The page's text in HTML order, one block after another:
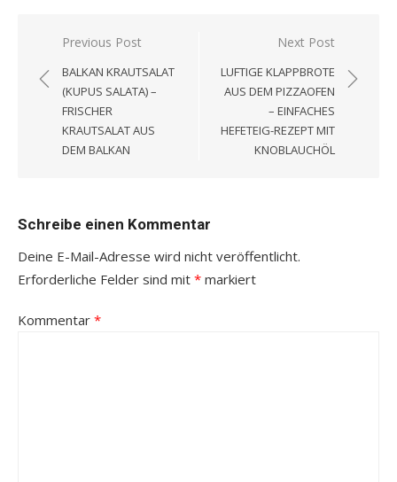
Beitragsnavigation
Previous Post
BALKAN KRAUTSALAT
(KUPUS SALATA) –
FRISCHER
KRAUTSALAT AUS
DEM BALKAN
Next Post
LUFTIGE KLAPPBROTE
AUS DEM PIZZAOFEN
– EINFACHES
HEFETEIG-REZEPT MIT
KNOBLAUCHÖL
Schreibe einen Kommentar
Deine E-Mail-Adresse wird nicht veröffentlicht.
Erforderliche Felder sind mit * markiert
Kommentar *